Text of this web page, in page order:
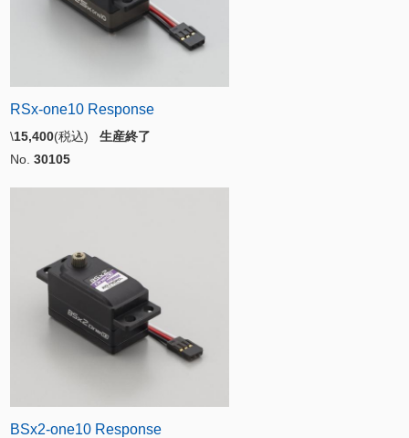
RSx-one10 Response
\15,400(税込) 生産終了
No. 30105
BSx2-one10 Response